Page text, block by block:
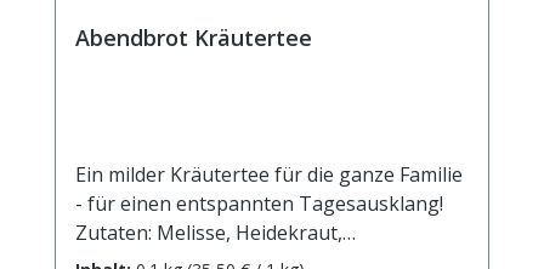
Abendbrot Kräutertee
Ein milder Kräutertee für die ganze Familie
- für einen entspannten Tagesausklang!
Zutaten: Melisse, Heidekraut,
Pfefferminze, Kamillenblüten,